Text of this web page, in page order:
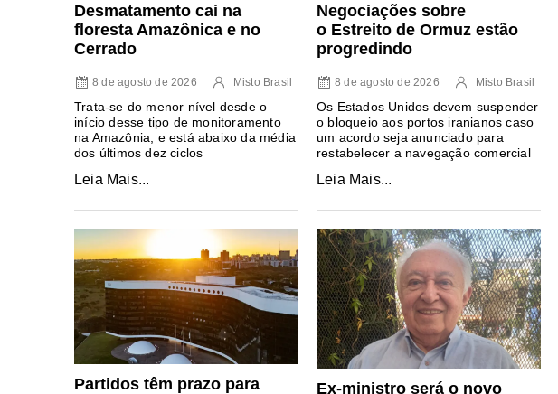
Desmatamento cai na
floresta Amazônica e no
Cerrado
8 de agosto de 2026 Misto Brasil
Trata-se do menor nível desde o
início desse tipo de monitoramento
na Amazônia, e está abaixo da média
dos últimos dez ciclos
Leia Mais...
Negociações sobre
o Estreito de Ormuz estão
progredindo
8 de agosto de 2026 Misto Brasil
Os Estados Unidos devem suspender
o bloqueio aos portos iranianos caso
um acordo seja anunciado para
restabelecer a navegação comercial
Leia Mais...
Partidos têm prazo para
Ex-ministro será o novo